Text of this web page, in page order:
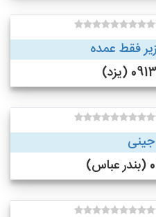
فقط عمده